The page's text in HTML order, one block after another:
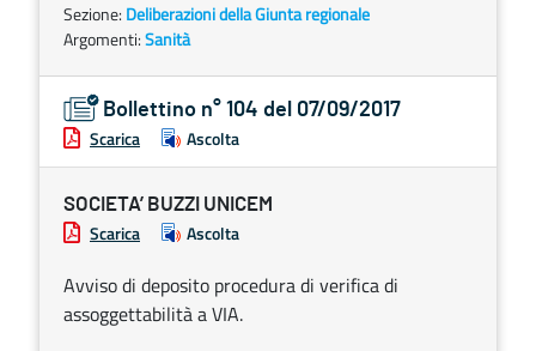
Sezione: Deliberazioni della Giunta regionale
Argomenti:Sanità
Bollettino n° 104 del 07/09/2017
Scarica Ascolta
SOCIETA’ BUZZI UNICEM
Scarica Ascolta
Avviso di deposito procedura di verifica di
assoggettabilità a VIA.